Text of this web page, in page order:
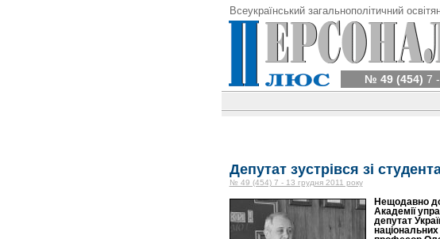
Всеукраїнський загальнополітичний
№ 49 (454) 7
Депутат зустрівся зі
№ 49 (454) 7 - 13 грудня 2011 року
Нещодавно
Академії
депутат